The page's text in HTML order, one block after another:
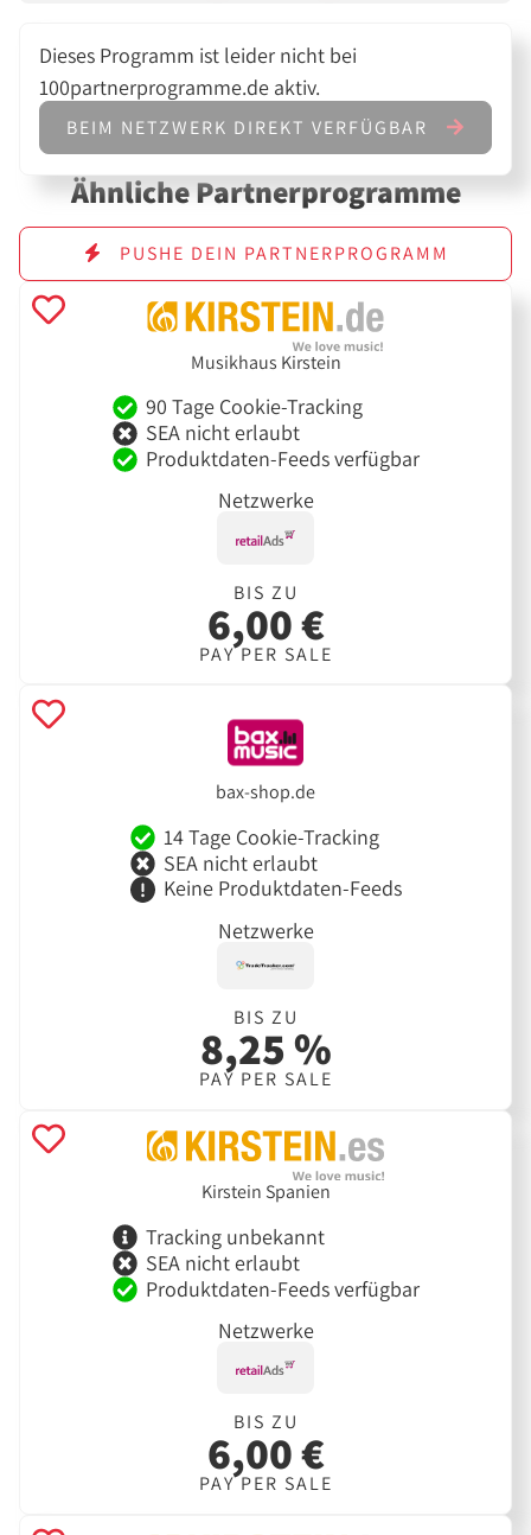
Dieses Programm ist leider nicht bei
100partnerprogramme.de aktiv.
BEIM NETZWERK DIREKT VERFÜGBAR
Ähnliche Partnerprogramme
PUSHE DEIN PARTNERPROGRAMM
Musikhaus Kirstein
90 Tage Cookie-Tracking
SEA nicht erlaubt
Produktdaten-Feeds verfügbar
Netzwerke
BIS ZU
6,00 €
PAY PER SALE
bax-shop.de
14 Tage Cookie-Tracking
SEA nicht erlaubt
Keine Produktdaten-Feeds
Netzwerke
BIS ZU
8,25 %
PAY PER SALE
Kirstein Spanien
Tracking unbekannt
SEA nicht erlaubt
Produktdaten-Feeds verfügbar
Netzwerke
BIS ZU
6,00 €
PAY PER SALE